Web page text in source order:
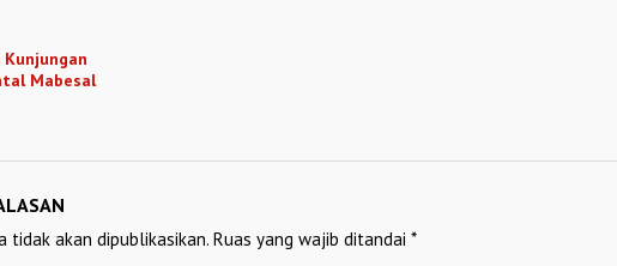
Kunjungan
Mabesal
tidak akan dipublikasikan. Ruas yang wajib ditandai *